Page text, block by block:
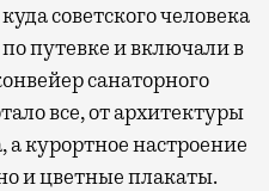
советского человека
путевке и включали в
санаторного
все, от архитектуры
а курортное настроение
и цветные плакаты.